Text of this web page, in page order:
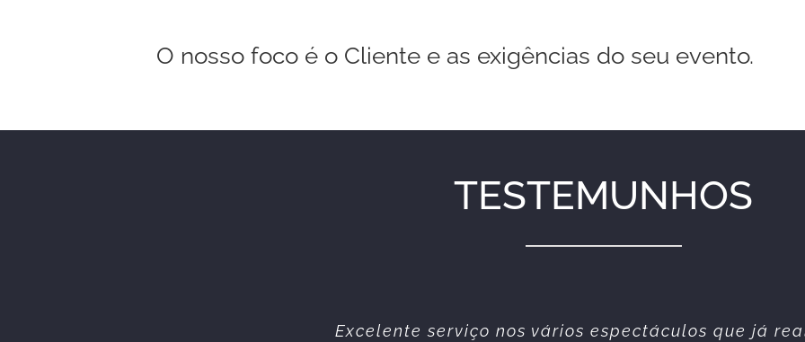
O nosso foco é o Cliente e as exigências do seu evento.
TESTEMUNHOS
Excelente serviço nos vários espectáculos que já
Equipa simpática e profissional. Sempre prestáveis.